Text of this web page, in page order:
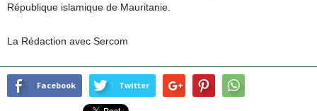
République islamique de Mauritanie.
La Rédaction avec Sercom
Facebook Twitter